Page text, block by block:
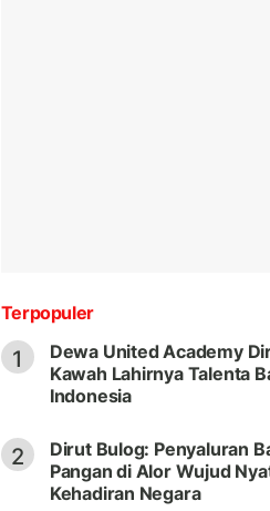
Terpopuler
1
Dewa United Academy
Kawah Lahirnya Talenta
Indonesia
2
Dirut Bulog: Penyaluran
Pangan di Alor Wujud
Kehadiran Negara